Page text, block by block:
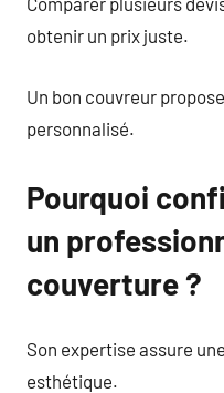
obtenir un prix juste.
Un bon couvreur
personnalisé.
Pourquoi
un
couverture ?
Son expertise assure
esthétique.